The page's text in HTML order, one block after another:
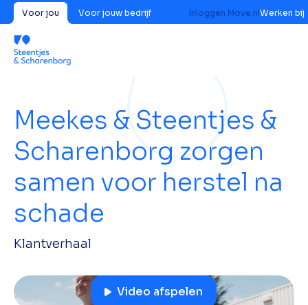
Voor jou Voor jouw bedrijf Inloggen Move.nlWerken bij
Meekes & Steentjes &
Scharenborg zorgen
samen voor herstel na
schade
Klantverhaal
Video afspelen